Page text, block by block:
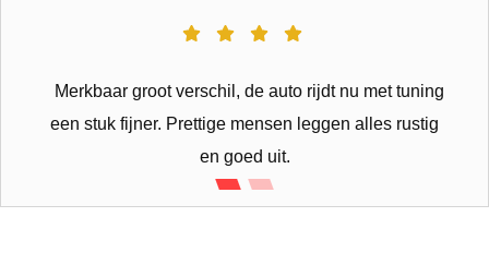
Merkbaar groot verschil, de auto rijdt nu met tuning
een stuk fijner. Prettige mensen leggen alles rustig
en goed uit.